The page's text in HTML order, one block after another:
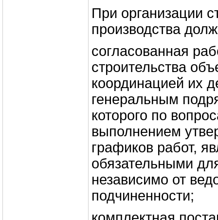
При организации
производства
согласованная
строительства
координацией их
генеральным
которого по
выполнением
графиков работ,
обязательными
независимо от
подчиненности;